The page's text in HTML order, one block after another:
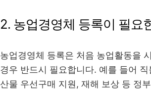
2. 농업경영체 등록이 필요
농업경영체 등록은 처음 농업활동을
경우 반드시 필요합니다. 예를 들어
산물 우선구매 지원, 재해 보상 등 정